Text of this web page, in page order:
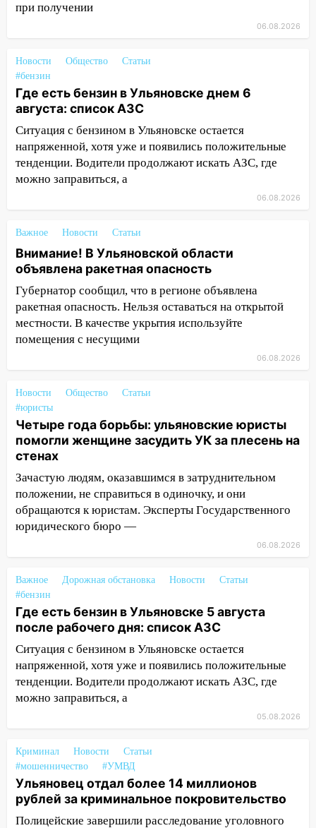
11:12 Соцсети: на Рябикова автомобиль
днем 6 августа: список АЗС
10:16 Внимание! В Ульяновской области
объявлена ракетная опасность
10:00 В Старомайнском районе утонул
51-летний мужчина
09:50
В Ульяновске черный коршун
юному велосипедисту на улице
Чернышевского
08:21 В Заволжском районе украли два
велосипеда
07:18 В Ульяновск идет
тридцатиградусная жара: какая будет
погода в четверг
юристы помогли женщине засудить УК
за плесень на стенах
05:00 Кому 6 августа звезды сулят
прибыль, а кому — испытания на
прочность
05.08.2026
22:58 Соцсети: на проспекте Тюленева
ДТП с мотоциклистом
Мошенники обманули 92-летнюю
19:14
Житель Ульяновской области
подвез троих незнакомцев на трассе и
заработал уголовное дело
18:14 Прогноз погоды на 6 августа в
Ульяновской области
18:00 Мотофристайл, рок и силовой
экстрим: в Ульяновске пройдет
17:30
Где есть бензин в Ульяновске 5
августа после рабочего дня: список АЗС
17:05 «Обыск» по видеосвязи: в
Ульяновске задержали 19-летнюю
сообщницу мошенников
при получении
06.08.2026
Новости Общество
Статьи
#бензин
Где есть бензин в Ульяновске днем 6
августа: список АЗС
Ситуация с бензином в Ульяновске остается
напряженной, хотя уже и появились положительные
тенденции. Водители продолжают искать АЗС, где
можно заправиться, а
06.08.2026
Важное Новости Статьи
Внимание! В Ульяновской области
объявлена ракетная опасность
Губернатор сообщил, что в регионе объявлена
ракетная опасность. Нельзя оставаться на открытой
местности. В качестве укрытия используйте
помещения с несущими
06.08.2026
Новости Общество
Статьи
#юристы
Четыре года борьбы: ульяновские юристы
помогли женщине засудить УК за плесень на
стенах
Зачастую людям, оказавшимся в затруднительном
положении, не справиться в одиночку, и они
обращаются к юристам. Эксперты Государственного
юридического бюро —
06.08.2026
Важное Дорожная обстановка Новости
Статьи
#бензин
Где есть бензин в Ульяновске 5 августа
после рабочего дня: список АЗС
Ситуация с бензином в Ульяновске остается
напряженной, хотя уже и появились положительные
тенденции. Водители продолжают искать АЗС, где
можно заправиться, а
05.08.2026
Криминал Новости
Статьи
#мошенничество
#УМВД
Ульяновец отдал более 14 миллионов
рублей за криминальное покровительство
Полицейские завершили расследование уголовного